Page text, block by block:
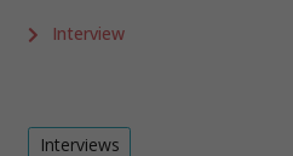
Interview
Interviews